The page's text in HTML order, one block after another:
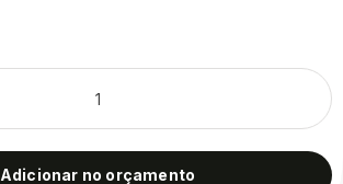
Adicionar no orçamento